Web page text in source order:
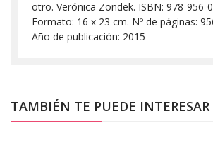
otro. Verónica Zondek. ISBN: 978-956-
Formato: 16 x 23 cm. Nº de páginas:
Año de publicación: 2015
TAMBIÉN TE PUEDE INTERESAR